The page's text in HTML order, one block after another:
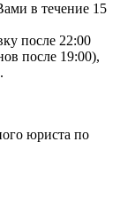
в течение 15
после 22:00
после 19:00),
юриста по